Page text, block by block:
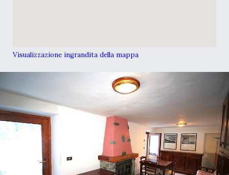
Visualizzazione ingrandita della mappa